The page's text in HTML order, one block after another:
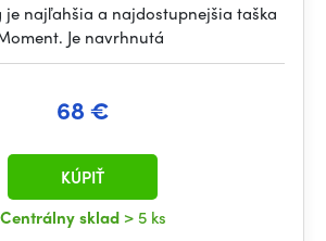
je najľahšia a najdostupnejšia taška
Je navrhnutá
68 €
Centrálny sklad > 5 ks
KÚPIŤ